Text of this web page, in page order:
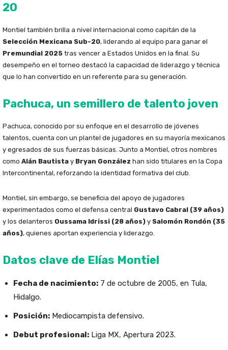
20
Montiel también brilla a nivel internacional como capitán de la
Selección Mexicana Sub-20, liderando al equipo para ganar el
Premundial 2025 tras vencer a Estados Unidos en la final. Su
desempeño en el torneo destacó la capacidad de liderazgo y técnica
que lo han convertido en un referente para su generación.
Pachuca, un semillero de talento joven
Pachuca, conocido por su enfoque en el desarrollo de jóvenes
talentos, cuenta con un plantel de jugadores en su mayoría mexicanos
y egresados de sus fuerzas básicas. Junto a Montiel, otros nombres
como Alán Bautista y Bryan González han sido titulares en la Copa
Intercontinental, reforzando la identidad formativa del club.
Montiel, sin embargo, se beneficia del apoyo de jugadores
experimentados como el defensa central Gustavo Cabral (39 años)
y los delanteros Oussama Idrissi (28 años) y Salomón Rondón (35
años), quienes aportan experiencia y liderazgo.
Datos clave de Elías Montiel
Fecha de nacimiento: 7 de octubre de 2005, en Tula,
Hidalgo.
Posición: Mediocampista defensivo.
Debut profesional: Liga MX, Apertura 2023.